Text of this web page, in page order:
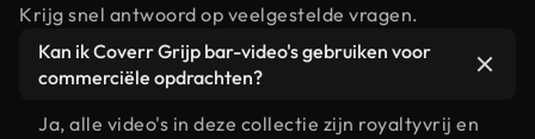
Krijg snel antwoord op veelgestelde vragen.
Kan ik Coverr Grijp bar-video's gebruiken voor
commerciële opdrachten?
Ja, alle video's in deze collectie zijn royaltyvrij en